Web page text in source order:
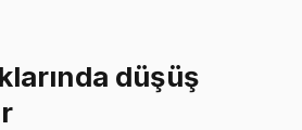
düşüş